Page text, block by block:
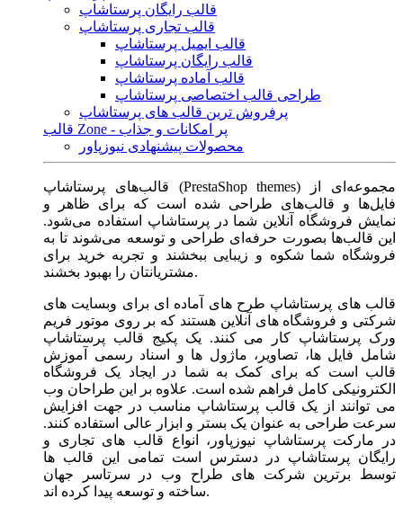
قالب رایگان پرستاشاپ
قالب تجاری پرستاشاپ
قالب ایمیل پرستاشاپ
قالب رایگان پرستاشاپ
قالب آماده پرستاشاپ
طراحی قالب اختصاصی پرستاشاپ
پرفروش ترین قالب های پرستاشاپ
قالب Zone - پر امکانات و جذاب
محصولات پیشنهادی نیوزپاور
قالب‌های پرستاشاپ (PrestaShop themes) مجموعه‌ای از
فایل‌ها و قالب‌های طراحی شده است که برای ظاهر و
نمایش فروشگاه آنلاین شما در پرستاشاپ استفاده می‌شود.
این قالب‌ها بصورت حرفه‌ای طراحی و توسعه می‌شوند تا به
فروشگاه شما شکوه و زیبایی ببخشند و تجربه خرید برای
مشتریانتان را بهبود بخشند.
قالب های پرستاشاپ طرح های آماده ای برای وبسایت های
شرکتی و فروشگاه های آنلاین هستند که بر روی موتور فریم
ورک پرستاشاپ کار می کنند. یک پکیج قالب پرستاشاپ
شامل فایل ها، تصاویر، ماژول ها و اسناد رسمی آموزش
قالب است که برای کمک به شما در ایجاد یک فروشگاه
الکترونیکی کامل فراهم شده است. علاوه بر این طراحان وب
می توانند از یک قالب پرستاشاپ مناسب در جهت افزایش
سرعت طراحی به عنوان یک بستر و ابزار عالی استفاده کنند.
در مارکت پرستاشاپ نیوزپاور، انواع قالب های تجاری و
رایگان پرستاشاپ در دسترس است تمامی این قالب ها
توسط برترین شرکت های طراح وب در سرتاسر جهان
ساخته و توسعه پیدا کرده اند.